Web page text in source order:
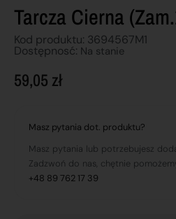
Tarcza Cierna
Kod produktu: 3694567M1
Dostępnosć: Na stanie
59,05 zł
Masz pytania dot. produktu?
Masz pytania lub potrzebujesz
Zadzwoń do nas, chętnie
+48 89 762 17 39